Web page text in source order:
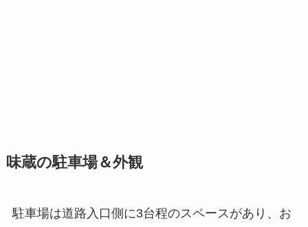
味蔵の駐車場＆外観
駐車場は道路入口側に3台程のスペースがあり、お